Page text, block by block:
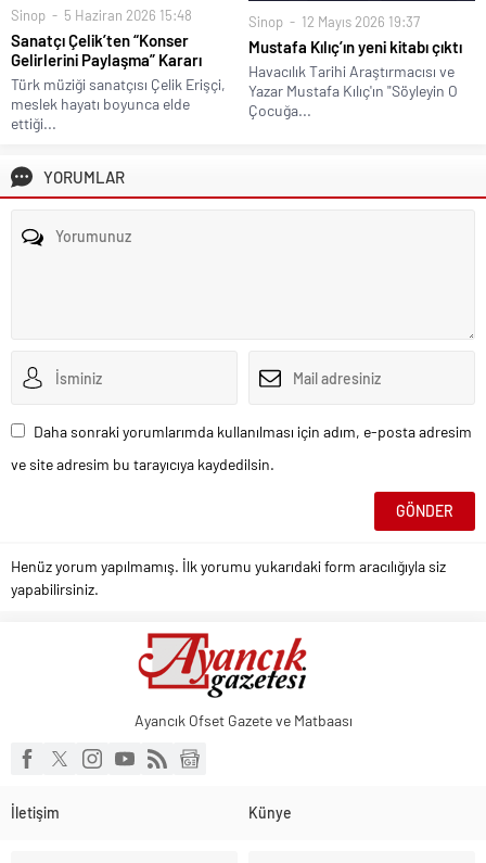
Sinop 5 Haziran 2026 15:48
Sanatçı Çelik’ten “Konser
Gelirlerini Paylaşma” Kararı
Türk müziği sanatçısı Çelik Erişçi,
meslek hayatı boyunca elde
ettiği...
Sinop 12 Mayıs 2026 19:37
Mustafa Kılıç’ın yeni kitabı çıktı
Havacılık Tarihi Araştırmacısı ve
Yazar Mustafa Kılıç'ın "Söyleyin O
Çocuğa...
YORUMLAR
Daha sonraki yorumlarımda kullanılması için adım, e-posta adresim
ve site adresim bu tarayıcıya kaydedilsin.
Henüz yorum yapılmamış. İlk yorumu yukarıdaki form aracılığıyla siz
yapabilirsiniz.
Ayancık Ofset Gazete ve Matbaası
İletişim Künye